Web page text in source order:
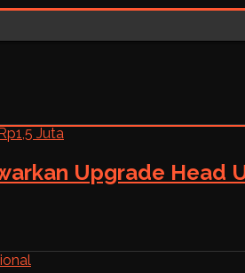
Upgrade Head